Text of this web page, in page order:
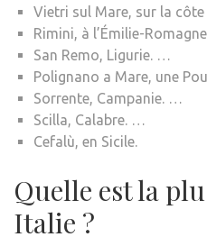
Vietri sul Mare, sur la
Rimini, à l’Émilie-
San Remo, Ligurie. …
Polignano a Mare, une
Sorrente, Campanie. …
Scilla, Calabre. …
Cefalù, en Sicile.
Quelle est la
Italie ?